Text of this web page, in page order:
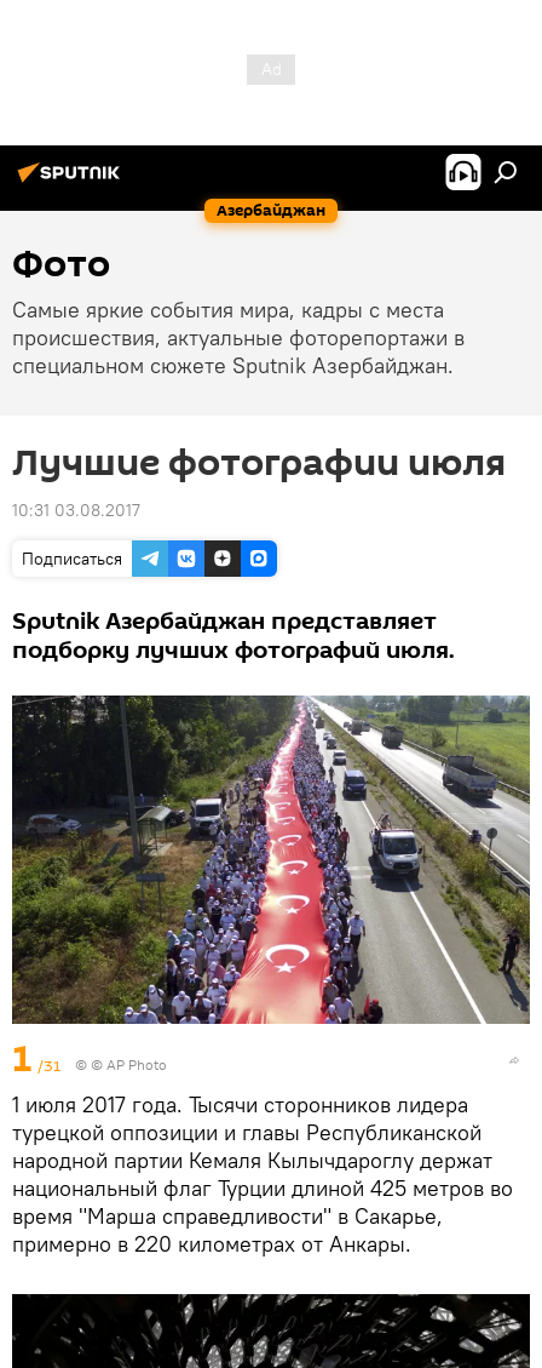
Азербайджан
Фото
Самые яркие события мира, кадры с места
происшествия, актуальные фоторепортажи в
специальном сюжете Sputnik Азербайджан.
Лучшие фотографии июля
10:31 03.08.2017
Подписаться
Sputnik Азербайджан представляет
подборку лучших фотографий июля.
1 /31 © © AP Photo
1 июля 2017 года. Тысячи сторонников лидера
турецкой оппозиции и главы Республиканской
народной партии Кемаля Кылычдароглу держат
национальный флаг Турции длиной 425 метров во
время "Марша справедливости" в Сакарье,
примерно в 220 километрах от Анкары.